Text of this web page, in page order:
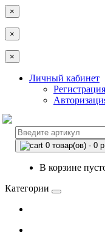
×
×
×
Личный кабинет
Регистрация
0 товар(ов) - 0
В корзине
Категории